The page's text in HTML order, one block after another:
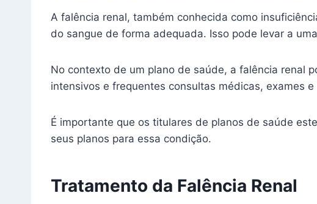
A falência renal, também conhecida como
do sangue de forma adequada. Isso pode levar a
No contexto de um plano de saúde, a falência renal
intensivos e frequentes consultas médicas, exames
É importante que os titulares de planos de saúde
seus planos para essa condição.
Tratamento da Falência Renal